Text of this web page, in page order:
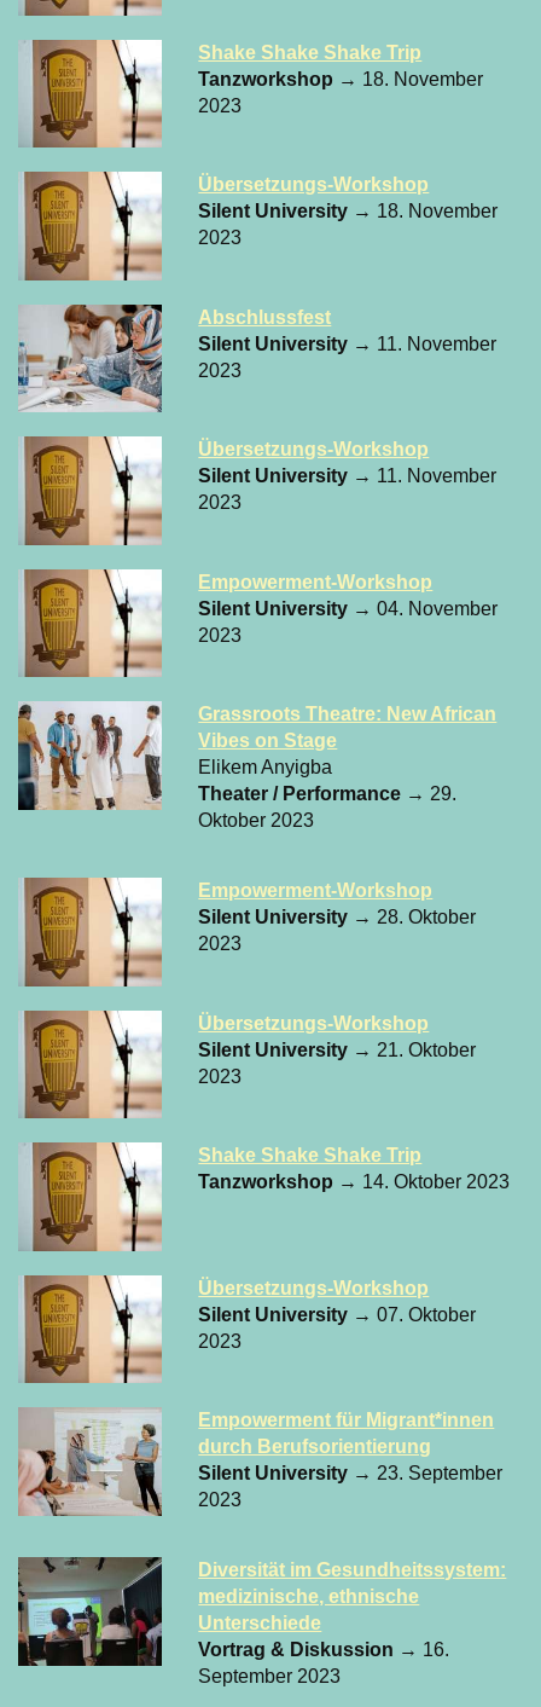
Shake Shake Shake Trip
Tanzworkshop → 18. November
2023
Übersetzungs-Workshop
Silent University → 18. November
2023
Abschlussfest
Silent University → 11. November
2023
Übersetzungs-Workshop
Silent University → 11. November
2023
Empowerment-Workshop
Silent University → 04. November
2023
Grassroots Theatre: New African
Vibes on Stage
Elikem Anyigba
Theater / Performance → 29.
Oktober 2023
Empowerment-Workshop
Silent University → 28. Oktober
2023
Übersetzungs-Workshop
Silent University → 21. Oktober
2023
Shake Shake Shake Trip
Tanzworkshop → 14. Oktober 2023
Übersetzungs-Workshop
Silent University → 07. Oktober
2023
Empowerment für Migrant*innen
durch Berufsorientierung
Silent University → 23. September
2023
Diversität im Gesundheitssystem:
medizinische, ethnische
Unterschiede
Vortrag & Diskussion → 16.
September 2023